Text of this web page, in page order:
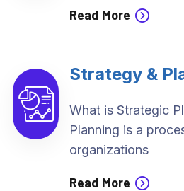
Read More
Strategy &
What is Strategic
Planning is a
organizations
Read More